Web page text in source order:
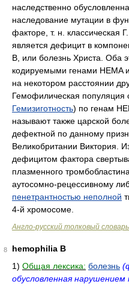
наследственно
наследование мутации в
факторе, т. н. классическая
является дефицит в
В, или болезнь Христа. Оба
кодируемыми генами HEMA
на некотором расстоянии
Гемофилическая популяция
Гемизиготность) по генам
называют также царской
дефектной по данному
Великобритании Виктория.
дефицитом фактора
плазменного
аутосомно-рецессивному
пенетрантностью неполной
4-й хромосоме.
Англо-русский толковый
8
hemophilia B
1) Общая лексика: болезнь
обусловленная